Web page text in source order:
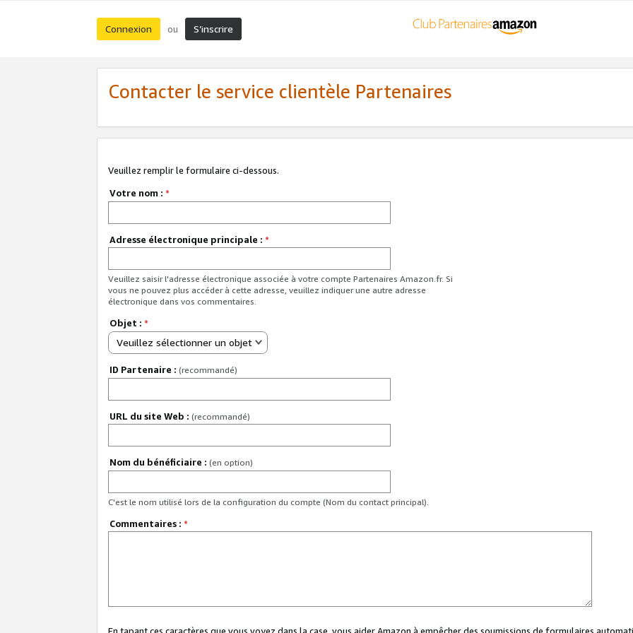
Connexion ou S’inscrire
Contacter le service clientèle Partenaires
Veuillez remplir le formulaire ci-dessous.
Votre nom : *
Adresse électronique principale : *
Veuillez saisir l'adresse électronique associée à votre compte Partenaires Amazon.fr. Si
vous ne pouvez plus accéder à cette adresse, veuillez indiquer une autre adresse
électronique dans vos commentaires.
Objet : *
Veuillez sélectionner un objet
ID Partenaire : (recommandé)
URL du site Web : (recommandé)
Nom du bénéficiaire : (en option)
C'est le nom utilisé lors de la configuration du compte (Nom du contact principal).
Commentaires : *